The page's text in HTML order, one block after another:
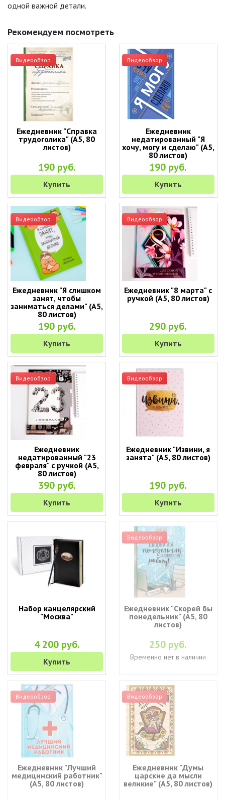
одной важной детали.
Рекомендуем посмотреть
Видеообзор
Ежедневник "Справка
трудоголика" (A5, 80
листов)
190 руб.
Купить
Видеообзор
Ежедневник
недатированный "Я
хочу, могу и сделаю" (A5,
80 листов)
190 руб.
Купить
Видеообзор
Ежедневник "Я слишком
занят, чтобы
заниматься делами" (А5,
80 листов)
190 руб.
Купить
Видеообзор
Ежедневник "8 марта" с
ручкой (A5, 80 листов)
290 руб.
Купить
Видеообзор
Ежедневник
недатированный "23
февраля" с ручкой (A5,
80 листов)
390 руб.
Купить
Видеообзор
Ежедневник "Извини, я
занята" (А5, 80 листов)
190 руб.
Купить
Набор канцелярский
"Москва"
4 200 руб.
Купить
Видеообзор
Ежедневник "Скорей бы
понедельник" (A5, 80
листов)
250 руб.
Временно нет в наличии
Видеообзор
Ежедневник "Лучший
медицинский работник"
(А5, 80 листов)
Видеообзор
Ежедневник "Думы
царские да мысли
великие" (A5, 80 листов)